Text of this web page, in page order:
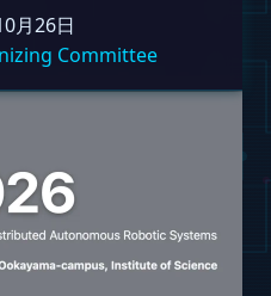
月26日
Committee